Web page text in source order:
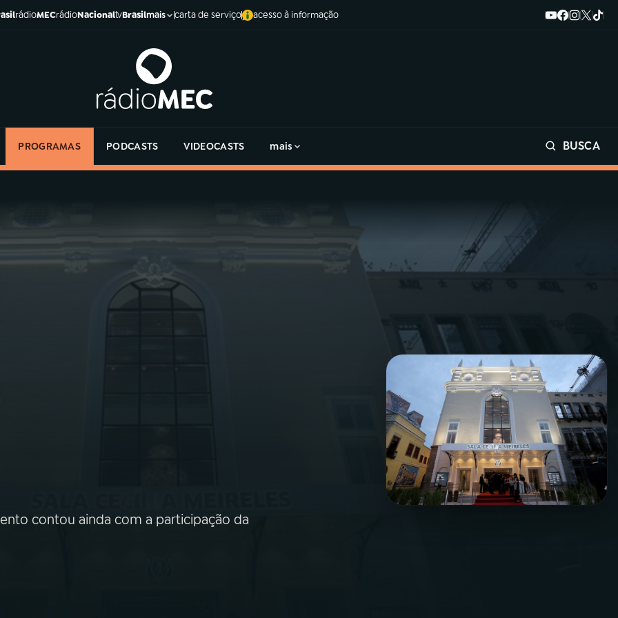
rádioMECrádioNacionaltvBrasilmais carta de serviço acesso à informação
PROGRAMAS PODCASTS VIDEOCASTS mais BUSCA
contou ainda com a participação da